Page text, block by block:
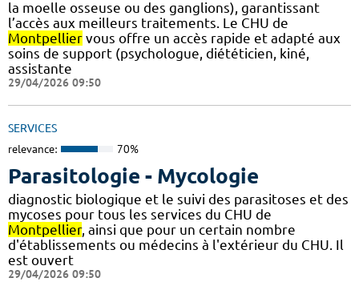
la moelle osseuse ou des ganglions), garantissant
l’accès aux meilleurs traitements. Le CHU de
Montpellier vous offre un accès rapide et adapté aux
soins de support (psychologue, diététicien, kiné,
assistante
29/04/2026 09:50
SERVICES
relevance: 70%
Parasitologie - Mycologie
diagnostic biologique et le suivi des parasitoses et des
mycoses pour tous les services du CHU de
Montpellier, ainsi que pour un certain nombre
d'établissements ou médecins à l'extérieur du CHU. Il
est ouvert
29/04/2026 09:50